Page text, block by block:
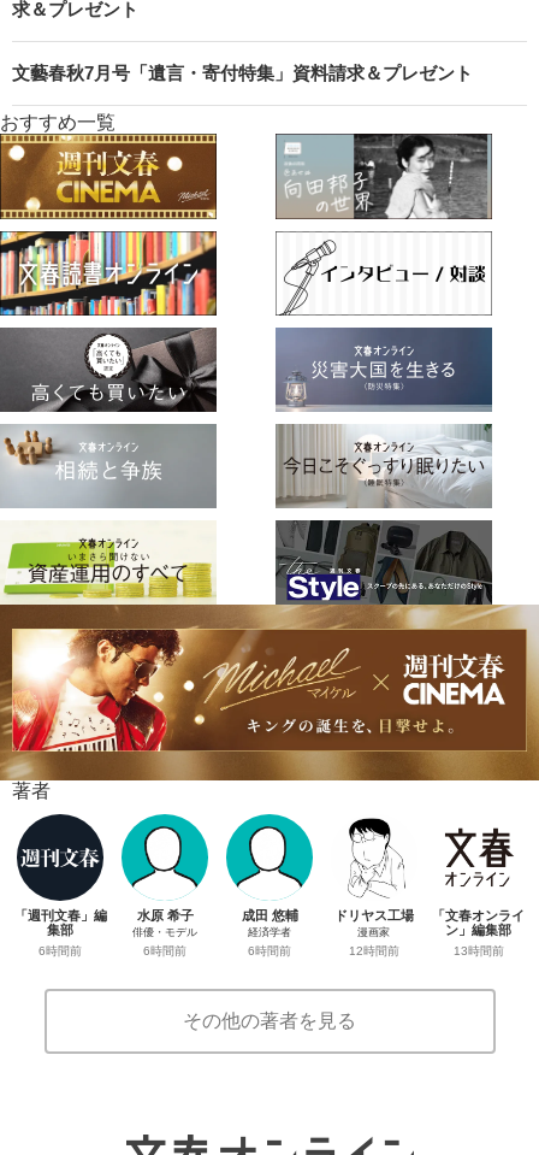
求＆プレゼント
文藝春秋7月号「遺言・寄付特集」資料請求＆プレゼント
おすすめ一覧
著者
「週刊文春」編
集部
6時間前
水原 希子
俳優・モデル
6時間前
成田 悠輔
経済学者
6時間前
ドリヤス工場
漫画家
12時間前
「文春オンライ
ン」編集部
13時間前
その他の著者を見る